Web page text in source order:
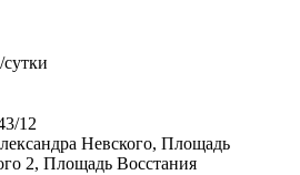
12
Невского, Площадь
2, Площадь Восстания